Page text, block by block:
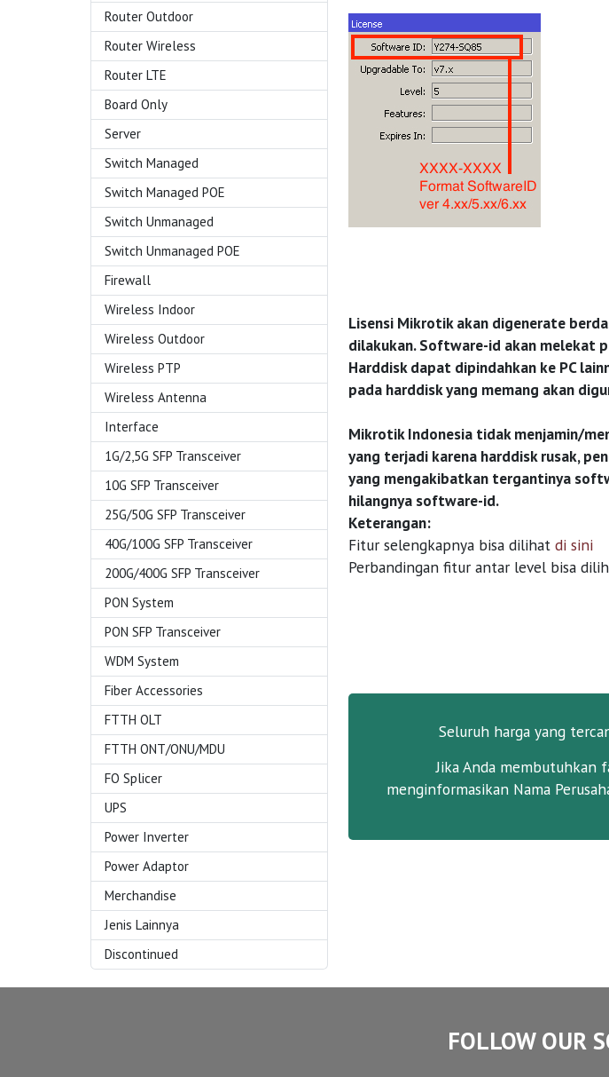
Router Outdoor
Router Wireless
Router LTE
Board Only
Server
Switch Managed
Switch Managed POE
Switch Unmanaged
Switch Unmanaged POE
Firewall
Wireless Indoor
Wireless Outdoor
Wireless PTP
Wireless Antenna
Interface
1G/2,5G SFP Transceiver
10G SFP Transceiver
25G/50G SFP Transceiver
40G/100G SFP Transceiver
200G/400G SFP Transceiver
PON System
PON SFP Transceiver
WDM System
Fiber Accessories
FTTH OLT
FTTH ONT/ONU/MDU
FO Splicer
UPS
Power Inverter
Power Adaptor
Merchandise
Jenis Lainnya
Discontinued
Lisensi Mikrotik akan digenerate
dilakukan. Software-id akan melekat
Harddisk dapat dipindahkan ke PC
pada harddisk yang memang akan
Mikrotik Indonesia tidak menjamin/
yang terjadi karena harddisk rusak,
yang mengakibatkan tergantinya
hilangnya software-id.
Keterangan:
Fitur selengkapnya bisa dilihat di sini
Perbandingan fitur antar level bisa
Seluruh harga yang
Jika Anda membutuhkan
menginformasikan Nama
FOLLOW OUR